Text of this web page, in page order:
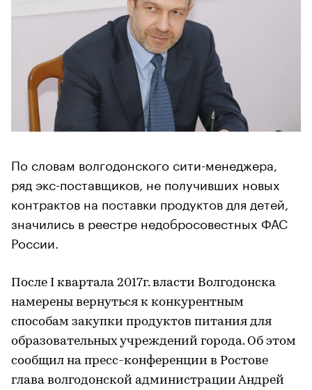
По словам волгодонского сити-менеджера,
ряд экс-поставщиков, не получивших новых
контрактов на поставки продуктов для детей,
значились в реестре недобросовестных ФАС
России.
После I квартала 2017г. власти Волгодонска
намерены вернуться к конкурентным
способам закупки продуктов питания для
образовательных учреждений города. Об этом
сообщил на пресс-конференции в Ростове
глава волгодонской администрации Андрей